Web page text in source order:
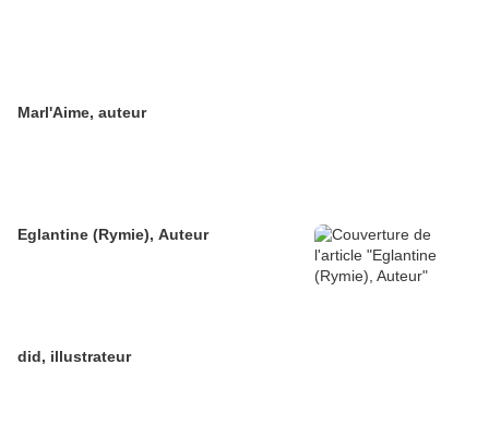
Marl'Aime, auteur
Eglantine (Rymie), Auteur
did, illustrateur